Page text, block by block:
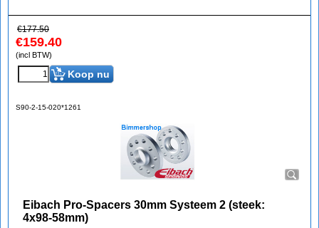
€177.50
€159.40
(incl BTW)
Koop nu
S90-2-15-020*1261
Eibach Pro-Spacers 30mm Systeem 2 (steek:
4x98-58mm)